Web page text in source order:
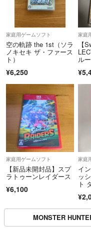
家庭用ゲームソフト
空の軌跡 the 1st（ソラ
ノキセキ ザ・ファース
ト）
¥6,250
家庭
【
ル
家庭用ゲームソフト
【新品未開封品】スプ
ラトゥーンレイダース
¥6,100
家庭
イ
ッ
ト
MONSTER